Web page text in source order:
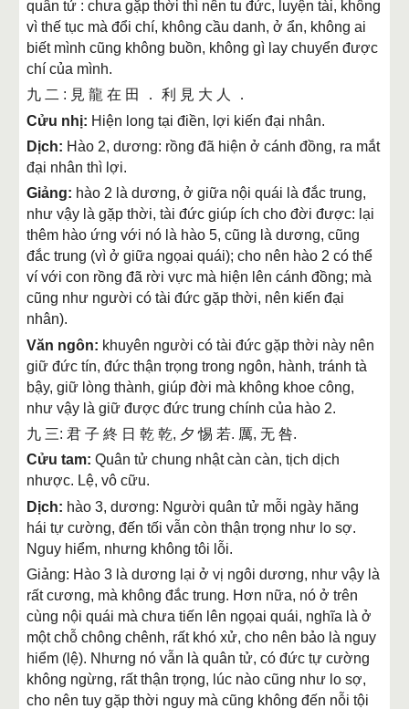
quân tử : chưa gặp thời thì nên tu đức, luyện tài, không
vì thế tục mà đổi chí, không cầu danh, ở ẩn, không ai
biết mình cũng không buồn, không gì lay chuyển được
chí của mình.
九 二 : 見 龍 在 田 ． 利 見 大 人 ．
Cửu nhị: Hiện long tại điền, lợi kiến đại nhân.
Dịch: Hào 2, dương: rồng đã hiện ở cánh đồng, ra mắt
đại nhân thì lợi.
Giảng: hào 2 là dương, ở giữa nội quái là đắc trung,
như vậy là gặp thời, tài đức giúp ích cho đời được: lại
thêm hào ứng với nó là hào 5, cũng là dương, cũng
đắc trung (vì ở giữa ngọai quái); cho nên hào 2 có thể
ví với con rồng đã rời vực mà hiện lên cánh đồng; mà
cũng như người có tài đức gặp thời, nên kiến đại
nhân).
Văn ngôn: khuyên người có tài đức gặp thời này nên
giữ đức tín, đức thận trọng trong ngôn, hành, tránh tà
bậy, giữ lòng thành, giúp đời mà không khoe công,
như vậy là giữ được đức trung chính của hào 2.
九 三: 君 子 終 日 乾 乾, 夕 惕 若. 厲, 无 咎.
Cửu tam: Quân tử chung nhật càn càn, tịch dịch
nhược. Lệ, vô cữu.
Dịch: hào 3, dương: Người quân tử mỗi ngày hăng
hái tự cường, đến tối vẫn còn thận trọng như lo sợ.
Nguy hiểm, nhưng không tôi lỗi.
Giảng: Hào 3 là dương lại ở vị ngôi dương, như vậy là
rất cương, mà không đắc trung. Hơn nữa, nó ở trên
cùng nội quái mà chưa tiến lên ngọai quái, nghĩa là ở
một chỗ chông chênh, rất khó xử, cho nên bảo là nguy
hiểm (lệ). Nhưng nó vẫn là quân tử, có đức tự cường
không ngừng, rất thận trọng, lúc nào cũng như lo sợ,
cho nên tuy gặp thời nguy mà cũng không đến nỗi tội